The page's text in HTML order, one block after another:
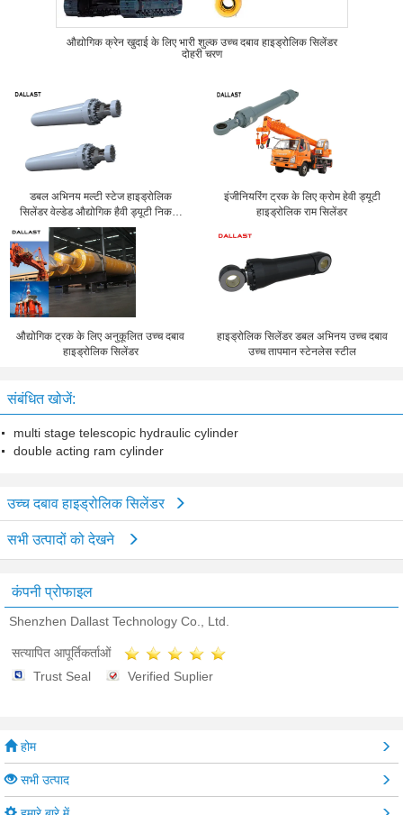
औद्योगिक क्रेन खुदाई के लिए भारी शुल्क उच्च दबाव हाइड्रोलिक सिलेंडर
दोहरी चरण
डबल अभिनय मल्टी स्टेज हाइड्रोलिक
सिलेंडर वेल्डेड औद्योगिक हैवी ड्यूटी निकला
हुआ किनारा
इंजीनियरिंग ट्रक के लिए क्रोम हेवी ड्यूटी
हाइड्रोलिक राम सिलेंडर
औद्योगिक ट्रक के लिए अनुकूलित उच्च दबाव
हाइड्रोलिक सिलेंडर
हाइड्रोलिक सिलेंडर डबल अभिनय उच्च दबाव
उच्च तापमान स्टेनलेस स्टील
संबंधित खोजें:
multi stage telescopic hydraulic cylinder
double acting ram cylinder
उच्च दबाव हाइड्रोलिक सिलेंडर
सभी उत्पादों को देखने
कंपनी प्रोफाइल
Shenzhen Dallast Technology Co., Ltd.
सत्यापित आपूर्तिकर्ताओं
Trust Seal
Verified Suplier
होम
सभी उत्पाद